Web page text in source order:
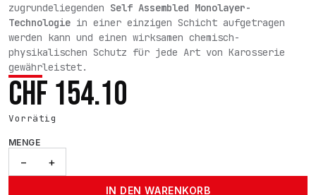
zugrundeliegenden Self Assembled Monolayer-
Technologie in einer einzigen Schicht aufgetragen
werden kann und einen wirksamen chemisch-
physikalischen Schutz für jede Art von Karosserie
gewährleistet.
CHF 154.10
Vorrätig
MENGE
− +
IN DEN WARENKORB